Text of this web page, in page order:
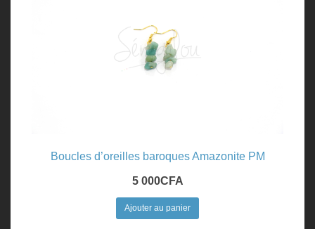
Boucles d’oreilles baroques Amazonite PM
5 000CFA
Ajouter au panier